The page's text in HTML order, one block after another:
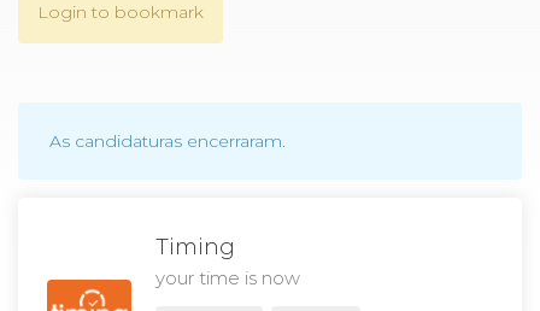
Login to bookmark
As candidaturas encerraram.
Timing
your time is now